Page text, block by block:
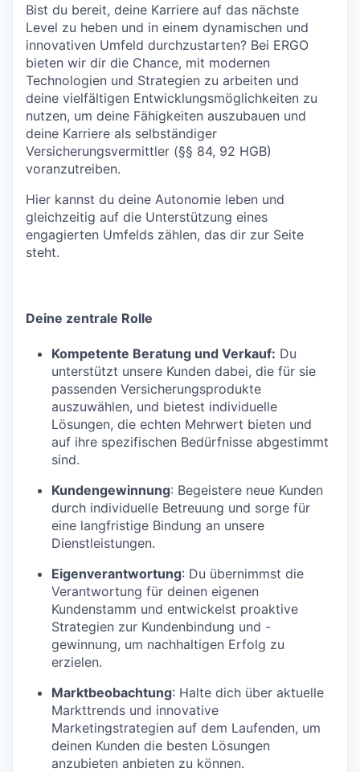
Bist du bereit, deine Karriere auf das nächste
Level zu heben und in einem dynamischen und
innovativen Umfeld durchzustarten? Bei ERGO
bieten wir dir die Chance, mit modernen
Technologien und Strategien zu arbeiten und
deine vielfältigen Entwicklungsmöglichkeiten zu
nutzen, um deine Fähigkeiten auszubauen und
deine Karriere als selbständiger
Versicherungsvermittler (§§ 84, 92 HGB)
voranzutreiben.
Hier kannst du deine Autonomie leben und
gleichzeitig auf die Unterstützung eines
engagierten Umfelds zählen, das dir zur Seite
steht.
Deine zentrale Rolle
Kompetente Beratung und Verkauf: Du
unterstützt unsere Kunden dabei, die für sie
passenden Versicherungsprodukte
auszuwählen, und bietest individuelle
Lösungen, die echten Mehrwert bieten und
auf ihre spezifischen Bedürfnisse abgestimmt
sind.
Kundengewinnung: Begeistere neue Kunden
durch individuelle Betreuung und sorge für
eine langfristige Bindung an unsere
Dienstleistungen.
Eigenverantwortung: Du übernimmst die
Verantwortung für deinen eigenen
Kundenstamm und entwickelst proaktive
Strategien zur Kundenbindung und -
gewinnung, um nachhaltigen Erfolg zu
erzielen.
Marktbeobachtung: Halte dich über aktuelle
Markttrends und innovative
Marketingstrategien auf dem Laufenden, um
deinen Kunden die besten Lösungen
anzubieten anbieten zu können.